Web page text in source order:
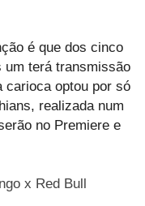
é que dos cinco
um terá transmissão
carioca optou por só
realizada num
no Premiere e
x Red Bull